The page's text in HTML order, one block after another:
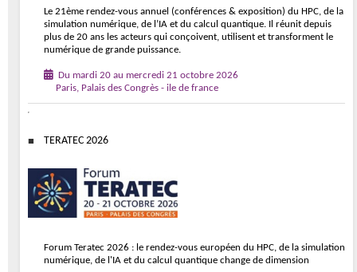
Le 21ème rendez-vous annuel (conférences & exposition) du HPC, de la
simulation numérique, de l’IA et du calcul quantique. Il réunit depuis
plus de 20 ans les acteurs qui conçoivent, utilisent et transforment le
numérique de grande puissance.
Du mardi 20 au mercredi 21 octobre 2026
Paris, Palais des Congrès - ile de france
TERATEC 2026
Forum Teratec 2026 : le rendez-vous européen du HPC, de la simulation
numérique, de l'IA et du calcul quantique change de dimension